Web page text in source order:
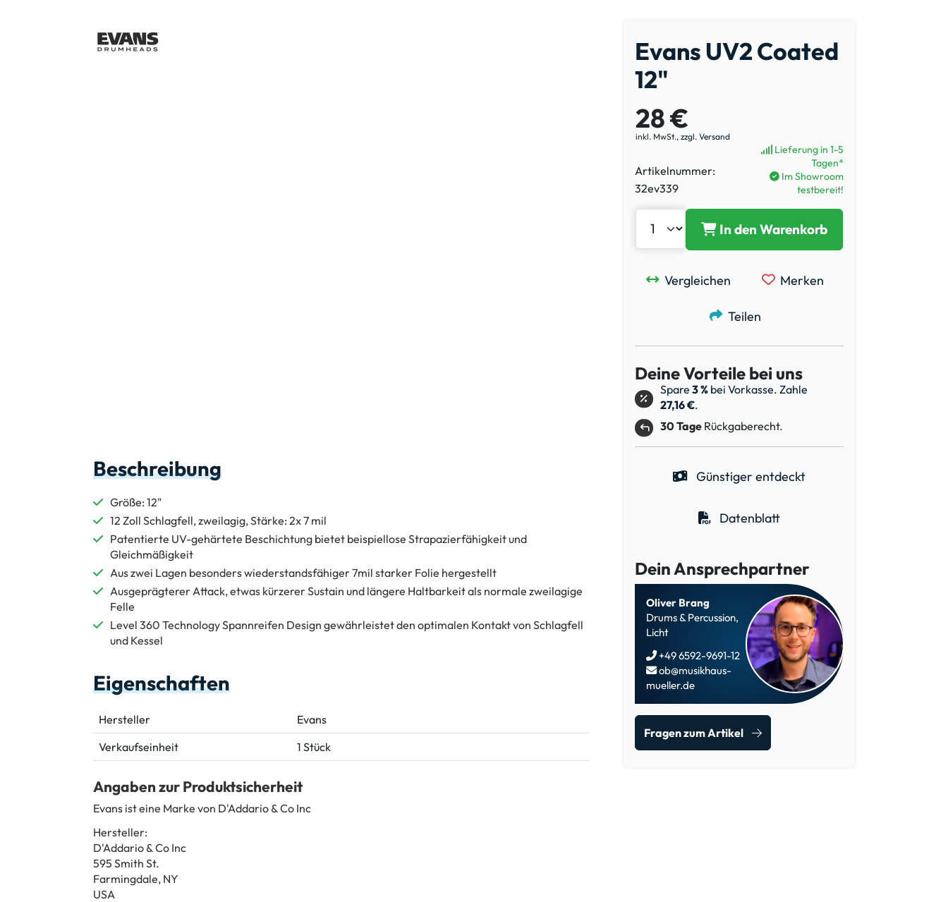
Beschreibung
Größe: 12"
12 Zoll Schlagfell, zweilagig, Stärke: 2x 7 mil
Patentierte UV-gehärtete Beschichtung bietet beispiellose Strapazierfähigkeit und
Gleichmäßigkeit
Aus zwei Lagen besonders wiederstandsfähiger 7mil starker Folie hergestellt
Ausgeprägterer Attack, etwas kürzerer Sustain und längere Haltbarkeit als normale zweilagige
Felle
Level 360 Technology Spannreifen Design gewährleistet den optimalen Kontakt von Schlagfell
und Kessel
Eigenschaften
Hersteller
Evans
Verkaufseinheit
1 Stück
Angaben zur Produktsicherheit
Evans ist eine Marke von D'Addario & Co Inc
Hersteller:
D'Addario & Co Inc
595 Smith St.
Farmingdale, NY
USA
Evans UV2 Coated
12"
28 €
inkl. MwSt., zzgl. Versand
Artikelnummer:
32ev339
Lieferung in 1-5
Tagen*
Im Showroom
testbereit!
In den Warenkorb
Vergleichen Merken
Teilen
Deine Vorteile bei uns
Spare 3 % bei Vorkasse. Zahle
27,16 €.
30 Tage Rückgaberecht.
Günstiger entdeckt
Datenblatt
Dein Ansprechpartner
Oliver Brang
Drums & Percussion,
Licht
+49 6592-9691-12
ob@musikhaus-
mueller.de
Fragen zum Artikel